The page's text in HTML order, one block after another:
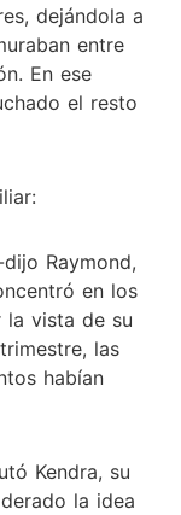
dejándola a
entre
En ese
el resto
Raymond,
en los
la vista de su
las
habían
Kendra, su
la idea